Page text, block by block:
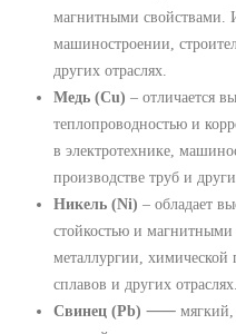
магнитными свойствами.
машиностроении,
других отраслях.
Медь (Cu) ‒ отличается
теплопроводностью и
в электротехнике,
производстве труб и
Никель (Ni) ‒ обладает
стойкостью и магнитными
металлургии,
сплавов и других отраслях.
Свинец (Pb) ⸺ мягкий,